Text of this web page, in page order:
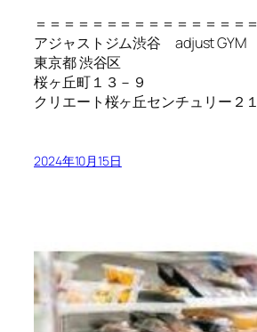
＝＝＝＝＝＝＝＝＝＝＝＝＝＝＝
アジャストジム渋谷 adjust GYM
東京都 渋谷区
桜ヶ丘町１３－９
クリエート桜ヶ丘センチュリー２１
2024年10月15日